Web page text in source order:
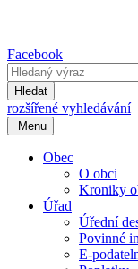
Facebook
Hledat
rozšířené vyhledávání
Menu
Obec
O obci
Kroniky
Úřad
Úřední
Povinné
E-